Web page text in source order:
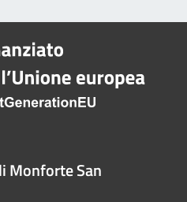
Monforte San